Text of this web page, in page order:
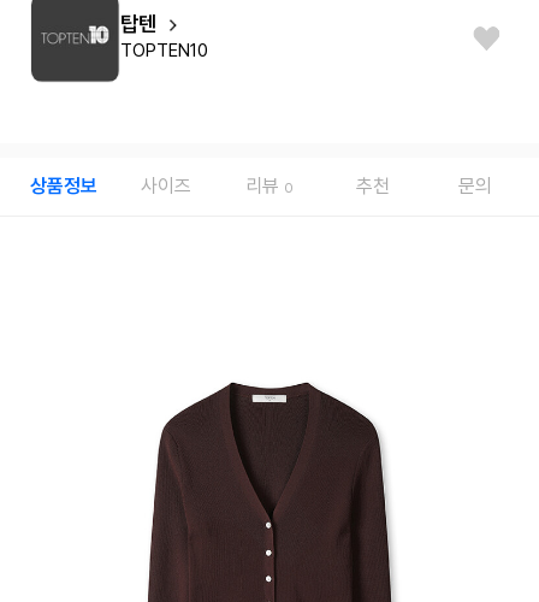
탑텐
TOPTEN10
상품정보 사이즈 리뷰 0 추천 문의